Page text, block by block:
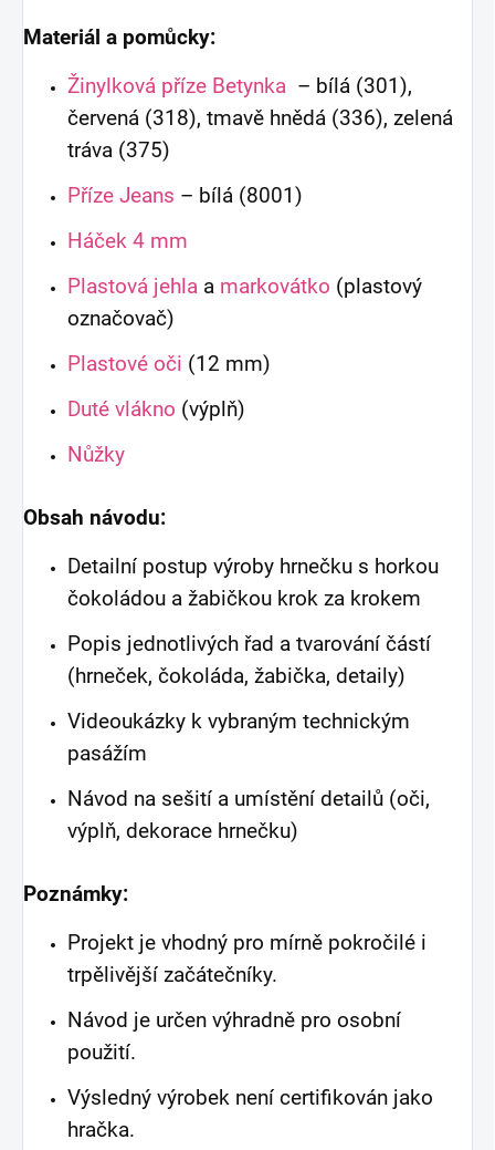
Materiál a pomůcky:
Žinylková příze Betynka – bílá (301),
červená (318), tmavě hnědá (336), zelená
tráva (375)
Příze Jeans – bílá (8001)
Háček 4 mm
Plastová jehla a markovátko (plastový
označovač)
Plastové oči (12 mm)
Duté vlákno (výplň)
Nůžky
Obsah návodu:
Detailní postup výroby hrnečku s horkou
čokoládou a žabičkou krok za krokem
Popis jednotlivých řad a tvarování částí
(hrneček, čokoláda, žabička, detaily)
Videoukázky k vybraným technickým
pasážím
Návod na sešití a umístění detailů (oči,
výplň, dekorace hrnečku)
Poznámky:
Projekt je vhodný pro mírně pokročilé i
trpělivější začátečníky.
Návod je určen výhradně pro osobní
použití.
Výsledný výrobek není certifikován jako
hračka.